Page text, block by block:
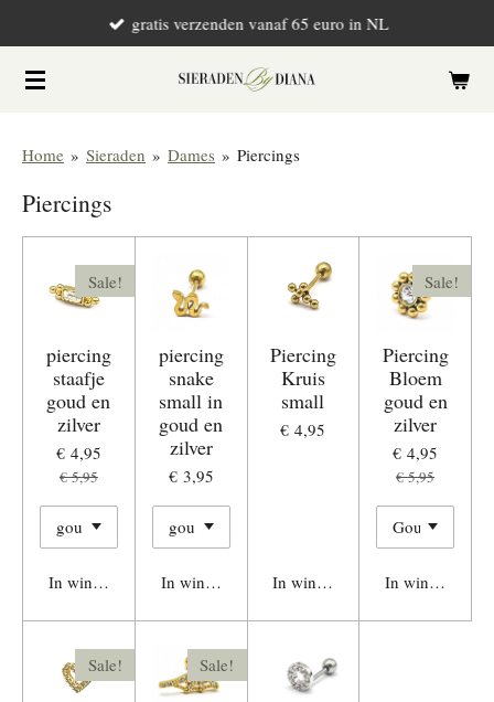
naar
gratis verzenden vanaf 65 euro in NL
Home » Sieraden » Dames » Piercings
Piercings
Sale!
piercing
staafje
goud en
zilver
€ 4,95
€ 5,95
In winkelwagen
piercing
snake
small in
goud en
zilver
€ 3,95
In winkelwagen
Piercing
Kruis
small
€ 4,95
In winkelwagen
Sale!
Piercing
Bloem
goud en
zilver
€ 4,95
€ 5,95
In
Sale! Sale!